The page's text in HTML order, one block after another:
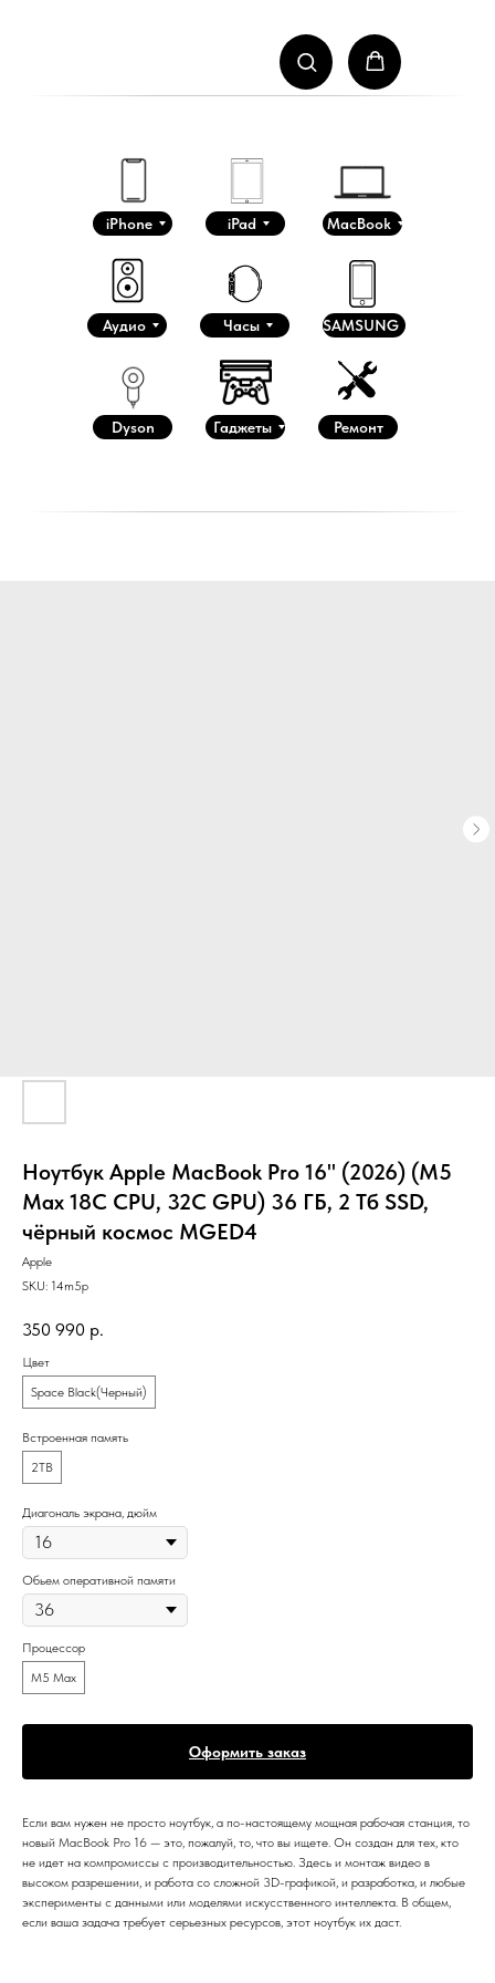
iPhone iPad MacBook
Аудио Часы
Dyson Гаджеты
SAMSUNG
Ремонт
Ноутбук Apple MacBook Pro 16" (2026) (M5
Max 18C CPU, 32C GPU) 36 ГБ, 2 Тб SSD,
чёрный космос MGED4
Apple
SKU: 14m5p
350 990 р.
Цвет
Space Black(Черный)
Встроенная память
2TB
Диагональ экрана, дюйм
Обьем оперативной памяти
Процессор
M5 Max
Оформить заказ
Если вам нужен не просто ноутбук, а по-настоящему мощная рабочая станция, то
новый MacBook Pro 16 — это, пожалуй, то, что вы ищете. Он создан для тех, кто
не идет на компромиссы с производительностью. Здесь и монтаж видео в
высоком разрешении, и работа со сложной 3D-графикой, и разработка, и любые
эксперименты с данными или моделями искусственного интеллекта. В общем,
если ваша задача требует серьезных ресурсов, этот ноутбук их даст.